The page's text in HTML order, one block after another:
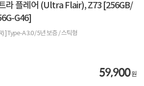
라 플레어 (Ultra Flair), Z73 [256GB/
G46]
] Type-A 3.0 / 5년 보증 / 스틱형
59,900원